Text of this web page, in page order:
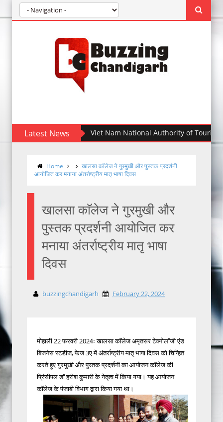
Latest NewsViet Nam National Authority of Tourism
Home
खालसा काॅलेज ने गुरमुखी और पुस्तक प्रदर्शनी
आयोजित कर मनाया अंतर्राष्ट्रीय मातृ भाषा दिवस
खालसा काॅलेज ने गुरमुखी और
पुस्तक प्रदर्शनी आयोजित कर
मनाया अंतर्राष्ट्रीय मातृ भाषा
दिवस
buzzingchandigarh February 22, 2024
मोहाली 22 फरवरी 2024ः खालसा काॅलेज अमृतसर टेक्नोलाॅजी एंड
बिजनेस स्टडीज, फेज 3ए में अंतर्राष्ट्रीय मातृ भाषा दिवस को चिन्हित
करते हुए गुरमुखी और पुस्तक प्रदर्शनी का आयोजन काॅलेज की
प्रिंसीपल डाॅ हरीश कुमारी के नेतृत्व में किया गया। यह आयोजन
काॅलेज के पंजाबी विभाग द्वारा किया गया था।